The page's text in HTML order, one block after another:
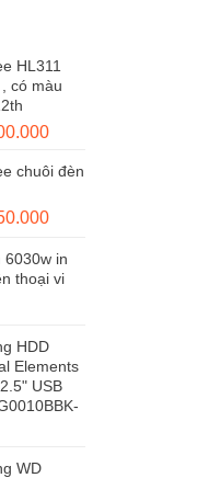
HL311
có màu
Giá
tại
₫ 300.000.
chuôi đèn
Giá
tại
là:
6030w in
thoại vi
HDD
Elements
USB
WD